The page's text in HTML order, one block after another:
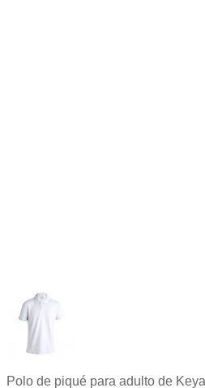
Polo de piqué para adulto de